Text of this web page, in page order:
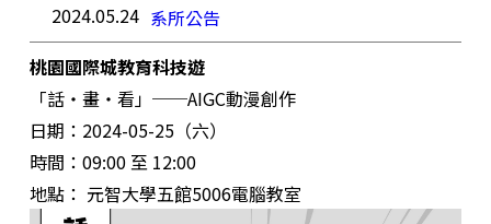
2024.05.24 系所公告
桃園國際城教育科技遊
「話‧畫‧看」──AIGC動漫創作
日期：2024-05-25（六）
時間：09:00 至 12:00
地點： 元智大學五館5006電腦教室